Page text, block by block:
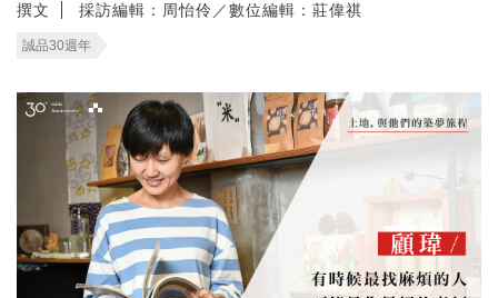
撰文 採訪編輯：周怡伶／數位編輯：莊偉祺
誠品30週年